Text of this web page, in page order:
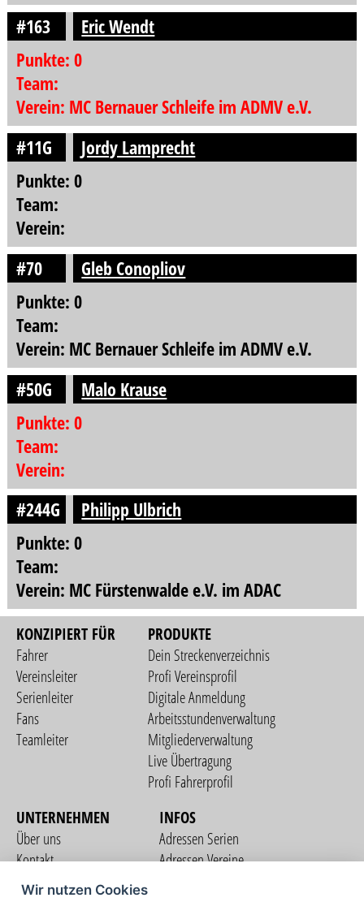
#163
Eric Wendt
Punkte: 0
Team:
Verein: MC Bernauer Schleife im ADMV e.V.
#11G
Jordy Lamprecht
Punkte: 0
Team:
Verein:
#70
Gleb Conopliov
Punkte: 0
Team:
Verein: MC Bernauer Schleife im ADMV e.V.
#50G
Malo Krause
Punkte: 0
Team:
Verein:
#244G
Philipp Ulbrich
Punkte: 0
Team:
Verein: MC Fürstenwalde e.V. im ADAC
KONZIPIERT FÜR
Fahrer
Vereinsleiter
Serienleiter
Fans
Teamleiter
PRODUKTE
Dein Streckenverzeichnis
Profi Vereinsprofil
Digitale Anmeldung
Arbeitsstundenverwaltung
Mitgliederverwaltung
Live Übertragung
Profi Fahrerprofil
UNTERNEHMEN
Über uns
Kontakt
Nutzungsbedingungen
INFOS
Adressen Serien
Adressen Vereine
Wir nutzen Cookies